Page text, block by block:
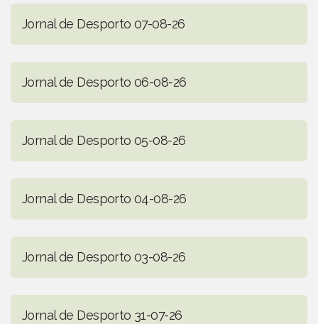
Jornal de Desporto 07-08-26
Jornal de Desporto 06-08-26
Jornal de Desporto 05-08-26
Jornal de Desporto 04-08-26
Jornal de Desporto 03-08-26
Jornal de Desporto 31-07-26